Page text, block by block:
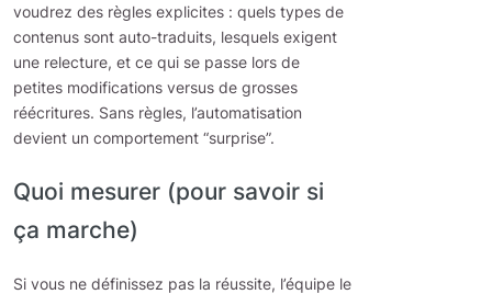
voudrez des règles explicites : quels types de
contenus sont auto-traduits, lesquels exigent
une relecture, et ce qui se passe lors de
petites modifications versus de grosses
réécritures. Sans règles, l’automatisation
devient un comportement “surprise”.
Quoi mesurer (pour savoir si
ça marche)
Si vous ne définissez pas la réussite, l’équipe le